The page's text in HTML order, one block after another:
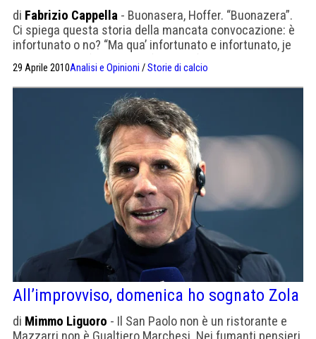
di Fabrizio Cappella - Buonasera, Hoffer. “Buonazera”.
Ci spiega questa storia della mancata convocazione: è
infortunato o no? “Ma qua’ infortunato e infortunato, je
stongo meglio ‘e Mazzarri, ‘e Denis, ‘e Lavezzi, d’o
presidente addò sta mo e de chi ‘o veste ‘a matina”.
Caspita, ma lei parla napoletano! “E certo ca parlo
napulitano, stong’ a Napule a n’anno, […]
29 Aprile 2010Analisi e Opinioni /Storie di calcio
All’improvviso, domenica ho sognato Zola
di Mimmo Liguoro - Il San Paolo non è un ristorante e
Mazzarri non è Gualtiero Marchesi. Nei fumanti pensieri